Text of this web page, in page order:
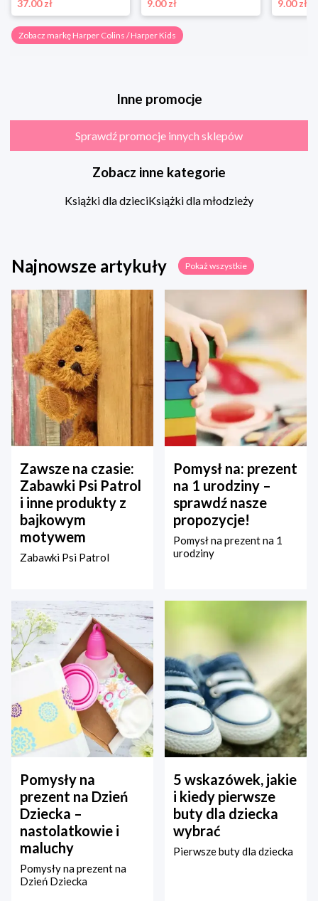
37.00 zł 9.00 zł 9.00 zł
Zobacz markę Harper Colins / Harper Kids
Inne promocje
Sprawdź promocje innych sklepów
Zobacz inne kategorie
Książki dla dzieciKsiążki dla młodzieży
Najnowsze artykuły Pokaż wszystkie
Zawsze na czasie:
Zabawki Psi Patrol
i inne produkty z
bajkowym
motywem
Zabawki Psi Patrol
Pomysł na: prezent
na 1 urodziny –
sprawdź nasze
propozycje!
Pomysł na prezent na 1
urodziny
Pomysły na
prezent na Dzień
Dziecka –
nastolatkowie i
maluchy
Pomysły na prezent na
Dzień Dziecka
5 wskazówek, jakie
i kiedy pierwsze
buty dla dziecka
wybrać
Pierwsze buty dla dziecka